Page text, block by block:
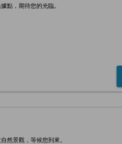
點，期待您的光臨。
然景觀，等候您到來。